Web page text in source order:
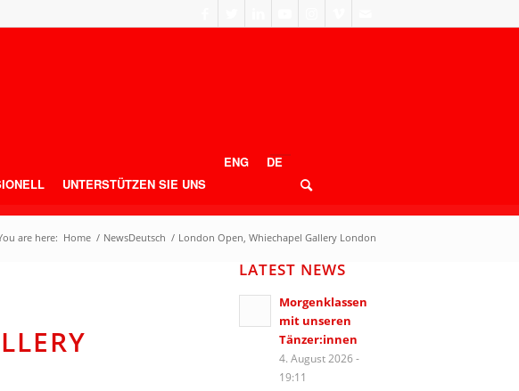
UNTERSTÜTZEN SIE UNS
ENG DE
are here: Home / NewsDeutsch / London Open, Whiechapel Gallery London
LATEST NEWS
Morgenklassen
mit unseren
Tänzer:innen
4. August 2026 -
19:11